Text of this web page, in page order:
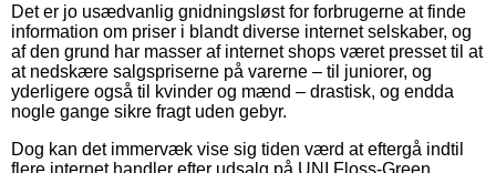
Det er jo usædvanlig gnidningsløst for forbrugerne at finde
information om priser i blandt diverse internet selskaber, og
af den grund har masser af internet shops været presset til at
at nedskære salgspriserne på varerne – til juniorer, og
yderligere også til kvinder og mænd – drastisk, og endda
nogle gange sikre fragt uden gebyr.
Dog kan det immervæk vise sig tiden værd at eftergå indtil
flere internet handler efter udsalg på UNI Floss-Green